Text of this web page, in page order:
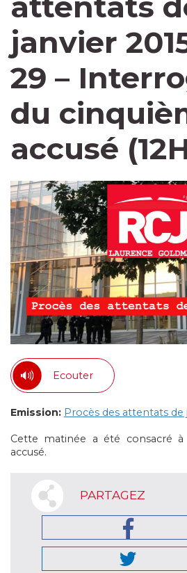
janvier
29 –
du
accusé
Ecouter
Emission: Procès des attentats de
Cette matinée a été consacré à
accusé.
PARTAGEZ